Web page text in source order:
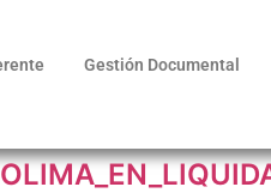
Gestión Documental